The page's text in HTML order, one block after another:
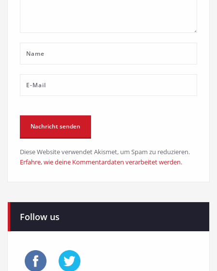
Diese Website verwendet Akismet, um Spam zu reduzieren.
Erfahre, wie deine Kommentardaten verarbeitet werden.
Follow us